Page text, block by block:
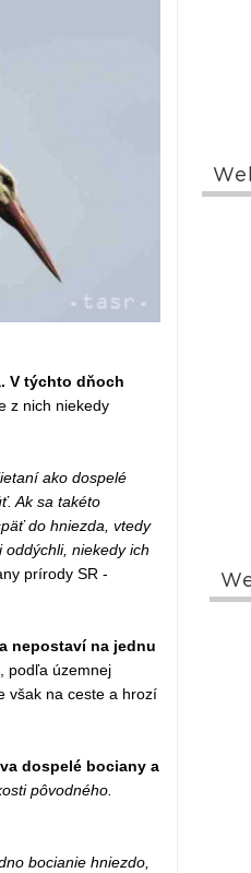
V týchto dňoch
z nich niekedy
ako dospelé
Ak sa takéto
do hniezda, vtedy
niekedy ich
prírody SR -
nepostaví na jednu
, podľa územnej
však na ceste a hrozí
dospelé bociany a
pôvodného.
bocianie hniezdo,